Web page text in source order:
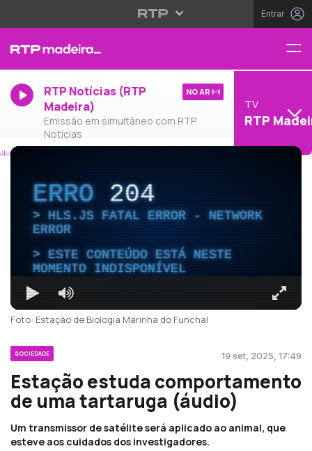
Entrar
RTP Notícias (RTP
Madeira)
Emissão em simultâneo com RTP
Notícias
NO AR
TV
RTP
ERRO204
HLS.JS FATAL ERROR - NETWORK
ERROR
ESTE CONTEÚDO ESTÁ NESTE
MOMENTO INDISPONÍVEL
Foto: Estação de Biologia Marinha do Funchal
SOCIEDADE 19 set, 2025, 17:49
Estação estuda comportamento
de uma tartaruga (áudio)
Um transmissor de satélite será aplicado ao animal, que
esteve aos cuidados dos investigadores.